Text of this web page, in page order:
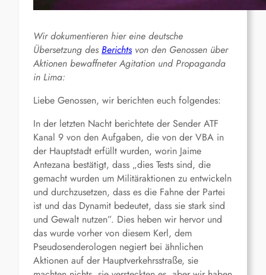
Wir dokumentieren hier eine deutsche
Übersetzung des Berichtsvon den Genossen über
Aktionen bewaffneter Agitation und Propaganda
in Lima:
Liebe Genossen, wir berichten euch folgendes:
In der letzten Nacht berichtete der Sender ATF
Kanal 9 von den Aufgaben, die von der VBA in
der Hauptstadt erfüllt wurden, worin Jaime
Antezana bestätigt, dass „dies Tests sind, die
gemacht wurden um Militäraktionen zu entwickeln
und durchzusetzen, dass es die Fahne der Partei
ist und das Dynamit bedeutet, dass sie stark sind
und Gewalt nutzen”. Dies heben wir hervor und
das wurde vorher von diesem Kerl, dem
Pseudosenderologen negiert bei ähnlichen
Aktionen auf der Hauptverkehrsstraße, sie